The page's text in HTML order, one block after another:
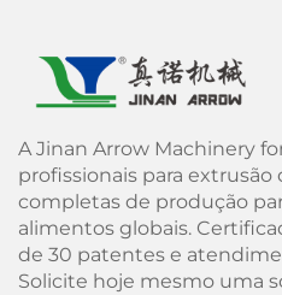
A Jinan Arrow Machinery
profissionais para
completas de produção
alimentos globais.
de 30 patentes e
Solicite hoje mesmo uma